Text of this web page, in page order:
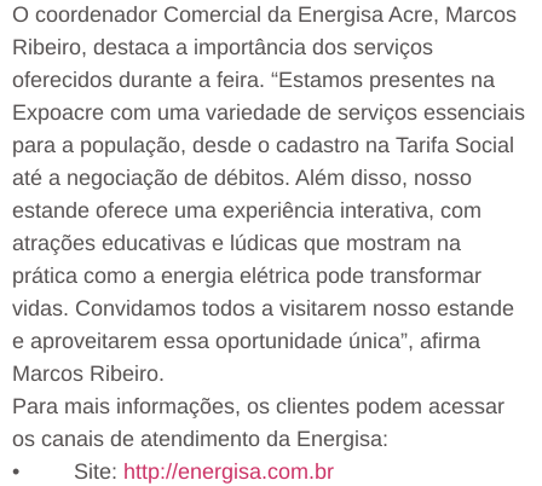
O coordenador Comercial da Energisa Acre, Marcos
Ribeiro, destaca a importância dos serviços
oferecidos durante a feira. “Estamos presentes na
Expoacre com uma variedade de serviços essenciais
para a população, desde o cadastro na Tarifa Social
até a negociação de débitos. Além disso, nosso
estande oferece uma experiência interativa, com
atrações educativas e lúdicas que mostram na
prática como a energia elétrica pode transformar
vidas. Convidamos todos a visitarem nosso estande
e aproveitarem essa oportunidade única”, afirma
Marcos Ribeiro.
Para mais informações, os clientes podem acessar
os canais de atendimento da Energisa:
• Site: http://energisa.com.br